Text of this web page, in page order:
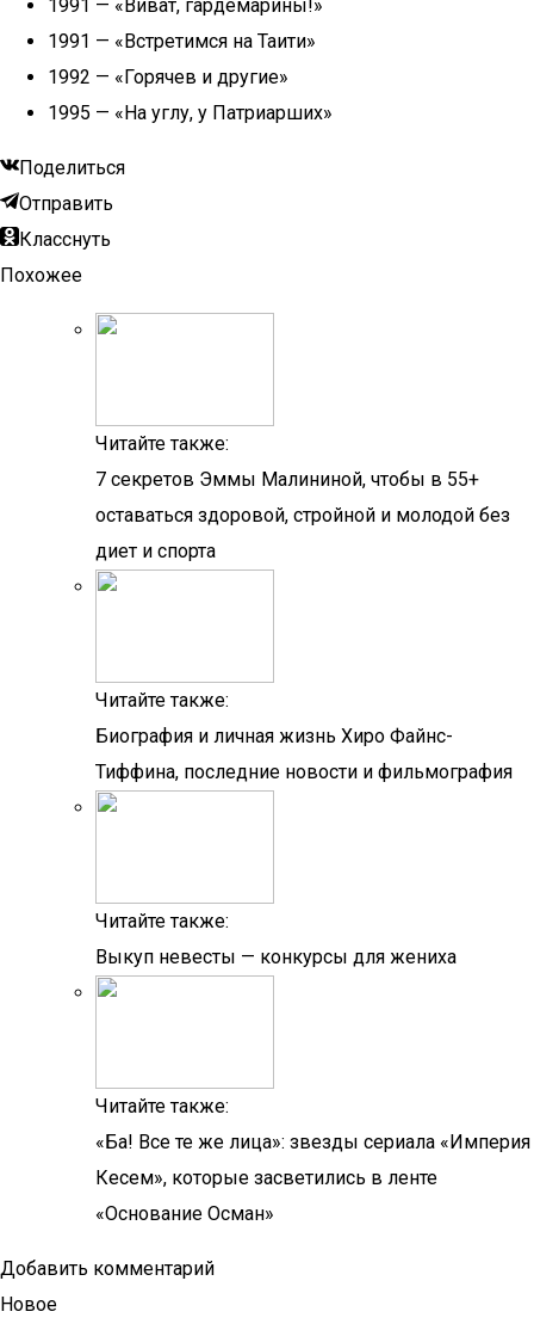
1991 — «Виват, гардемарины!»
1991 — «Встретимся на Таити»
1992 — «Горячев и другие»
1995 — «На углу, у Патриарших»
Поделиться
Отправить
Класснуть
Похожее
Читайте также:
7 секретов Эммы Малининой, чтобы в 55+
оставаться здоровой, стройной и молодой без
диет и спорта
Читайте также:
Биография и личная жизнь Хиро Файнс-
Тиффина, последние новости и фильмография
Читайте также:
Выкуп невесты — конкурсы для жениха
Читайте также:
«Ба! Все те же лица»: звезды сериала «Империя
Кесем», которые засветились в ленте
«Основание Осман»
Добавить комментарий
Новое